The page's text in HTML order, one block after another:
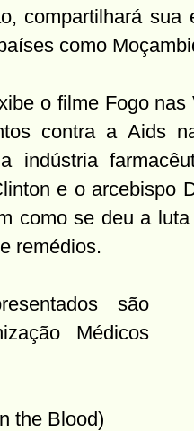
compartilhará sua
como
o filme Fogo
contra a Aids
indústria
e o arcebispo
como se deu a
remédios.
são
Médicos
the Blood)